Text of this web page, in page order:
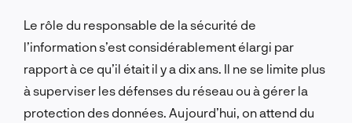
Le rôle du responsable de la sécurité de
l’information s’est considérablement élargi par
rapport à ce qu’il était il y a dix ans. Il ne se limite plus
à superviser les défenses du réseau ou à gérer la
protection des données. Aujourd’hui, on attend du